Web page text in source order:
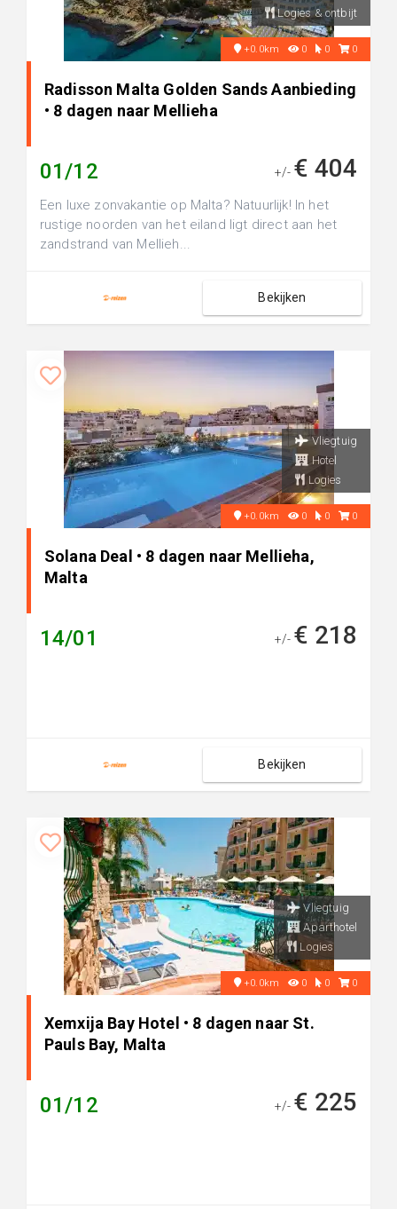
Logies & ontbijt
+0.0km 0 0 0
Radisson Malta Golden Sands Aanbieding
• 8 dagen naar Mellieha
01/12 +/- € 404
Een luxe zonvakantie op Malta? Natuurlijk! In het
rustige noorden van het eiland ligt direct aan het
zandstrand van Mellieh...
Bekijken
Vliegtuig
Hotel
Logies
+0.0km 0 0 0
Solana Deal • 8 dagen naar Mellieha,
Malta
14/01 +/- € 218
Bekijken
Vliegtuig
Aparthotel
Logies
+0.0km 0 0 0
Xemxija Bay Hotel • 8 dagen naar St.
Pauls Bay, Malta
01/12 +/- € 225